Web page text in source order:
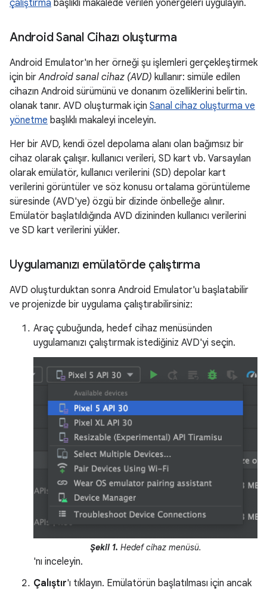
çalıştırma başlıklı makalede verilen yönergeleri uygulayın.
Android Sanal Cihazı oluşturma
Android Emulator'ın her örneği şu işlemleri gerçekleştirmek
için birAndroid sanal cihaz (AVD) kullanır: simüle edilen
cihazın Android sürümünü ve donanım özelliklerini belirtin.
olanak tanır. AVD oluşturmak için Sanal cihaz oluşturma ve
yönetme başlıklı makaleyi inceleyin.
Her bir AVD, kendi özel depolama alanı olan bağımsız bir
cihaz olarak çalışır. kullanıcı verileri, SD kart vb. Varsayılan
olarak emülatör, kullanıcı verilerini (SD) depolar kart
verilerini görüntüler ve söz konusu ortalama görüntüleme
süresinde (AVD'ye) özgü bir dizinde önbelleğe alınır.
Emülatör başlatıldığında AVD dizininden kullanıcı verilerini
ve SD kart verilerini yükler.
Uygulamanızı emülatörde çalıştırma
AVD oluşturduktan sonra Android Emulator'u başlatabilir
ve projenizde bir uygulama çalıştırabilirsiniz:
Araç çubuğunda, hedef cihaz menüsünden
uygulamanızı çalıştırmak istediğiniz AVD'yi seçin.
Şekil 1. Hedef cihaz menüsü.
'nı inceleyin.
Çalıştır'ı tıklayın. Emülatörün başlatılması için ancak